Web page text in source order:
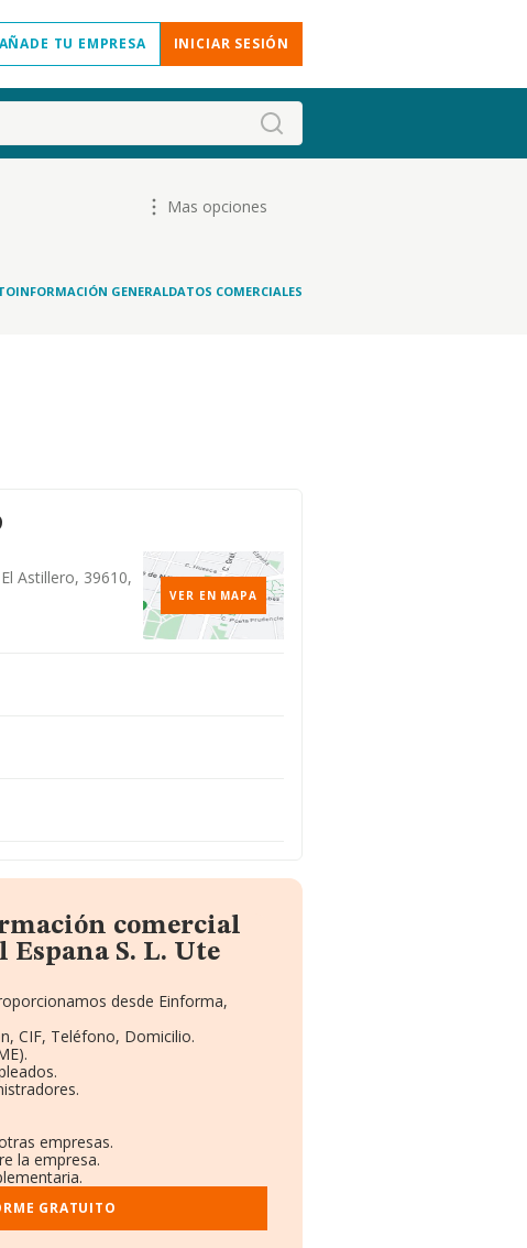
AÑADE TU EMPRESA INICIAR SESIÓN
Mas opciones
INFORMACIÓN GENERALDATOS COMERCIALES
Astillero, 39610,
VER EN MAPA
comercial
Espana S. L. Ute
desde Einforma,
CIF, Teléfono, Domicilio.
empresas.
la empresa.
GRATUITO